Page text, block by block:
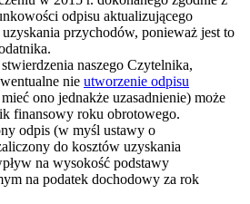
odpisu aktualizującego
przychodów, ponieważ jest to
naszego Czytelnika,
nie utworzenie odpisu
ono jednakże uzasadnienie) może
finansowy roku obrotowego.
odpis (w myśl ustawy o
do kosztów uzyskania
na wysokość podstawy
na podatek dochodowy za rok